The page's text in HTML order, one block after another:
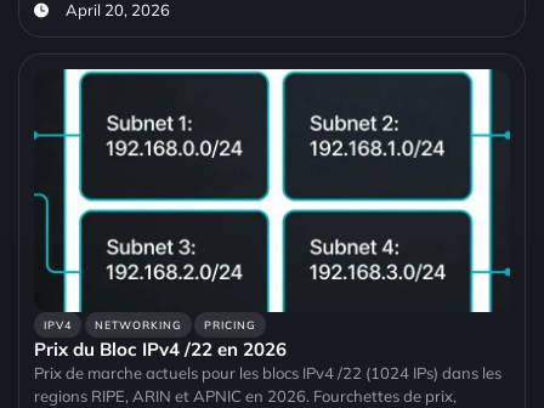
April 20, 2026
IPV4 NETWORKING PRICING
Prix du Bloc IPv4 /22 en 2026
Prix de marche actuels pour les blocs IPv4 /22 (1024 IPs) dans les
regions RIPE, ARIN et APNIC en 2026. Fourchettes de prix,